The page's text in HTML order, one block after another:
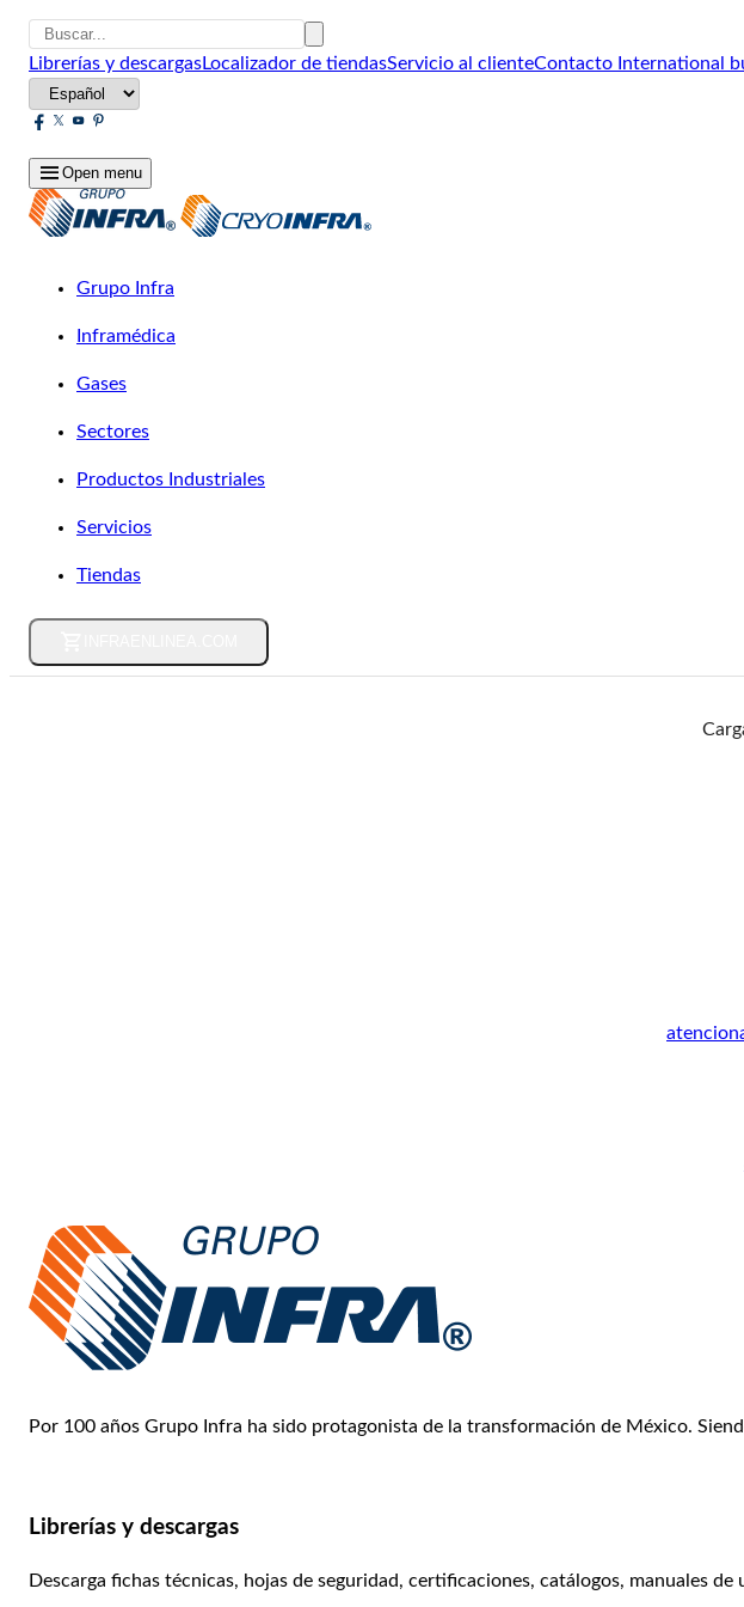
Librerías y descargasLocalizador de tiendasServicio al clienteContacto International
Open menu
Grupo Infra
Inframédica
Gases
Sectores
Productos Industriales
Servicios
Tiendas
Por 100 años Grupo Infra ha sido protagonista de la transformación de México.
Librerías y descargas
Descarga fichas técnicas, hojas de seguridad, certificaciones, catálogos, manuales de